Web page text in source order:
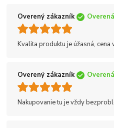
Overený zákazník
Kvalita produktu je úžasná, cena
Overený zákazník
Nakupovanie tu je vždy